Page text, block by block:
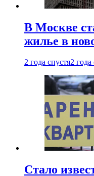
В Москве
жилье в
2 года спустя2 года
Стало